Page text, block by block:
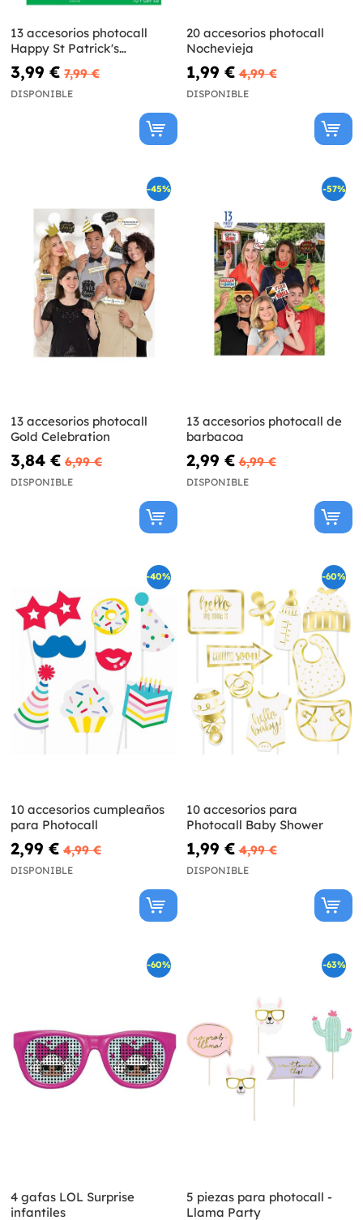
13 accesorios photocall
Happy St Patrick's
divertidos
3,99 € 7,99 €
DISPONIBLE
20 accesorios photocall
Nochevieja
1,99 € 4,99 €
DISPONIBLE
-45%
13 accesorios photocall
Gold Celebration
3,84 € 6,99 €
DISPONIBLE
-57%
13 accesorios photocall de
barbacoa
2,99 € 6,99 €
DISPONIBLE
-40%
10 accesorios cumpleaños
para Photocall
2,99 € 4,99 €
DISPONIBLE
-60%
10 accesorios para
Photocall Baby Shower
1,99 € 4,99 €
DISPONIBLE
-60%
4 gafas LOL Surprise
infantiles
-63%
5 piezas para photocall -
Llama Party